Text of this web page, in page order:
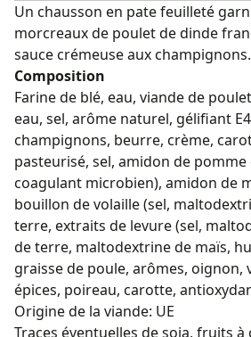
Un chausson en pate feuilleté
morcreaux de poulet de dinde
sauce crémeuse aux champignons.
Composition
Farine de blé, eau, viande de
eau, sel, arôme naturel, gélifiant
champignons, beurre, crème,
pasteurisé, sel, amidon de
coagulant microbien), amidon de
bouillon de volaille (sel,
terre, extraits de levure (sel,
de terre, maltodextrine de maïs,
graisse de poule, arômes, oignon,
épices, poireau, carotte,
Origine de la viande: UE
Traces éventuelles de soja, fruits à